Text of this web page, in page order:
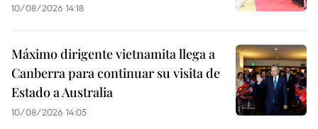
10/08/2026 14:18
Máximo dirigente vietnamita llega a
Canberra para continuar su visita de
Estado a Australia
10/08/2026 14:05